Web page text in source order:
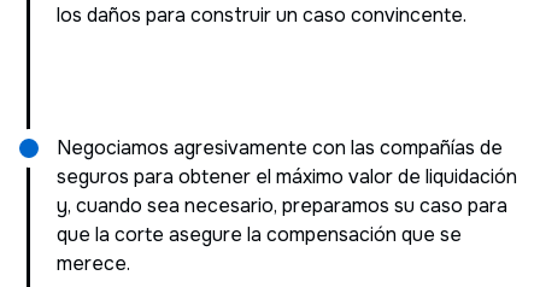
los daños para construir un caso convincente.
Negociamos agresivamente con las compañías de
seguros para obtener el máximo valor de liquidación
y, cuando sea necesario, preparamos su caso para
que la corte asegure la compensación que se
merece.